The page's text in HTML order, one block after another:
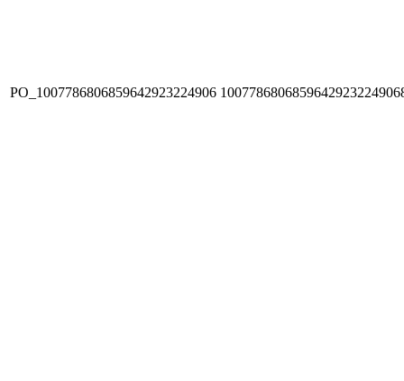
PO_1007786806859642923224906